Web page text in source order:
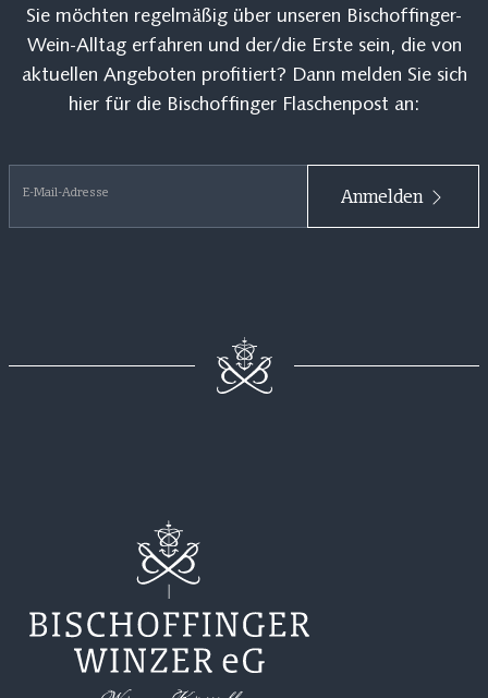
Sie möchten regelmäßig über unseren Bischoffinger-
Wein-Alltag erfahren und der/die Erste sein, die von
aktuellen Angeboten profitiert? Dann melden Sie sich
hier für die Bischoffinger Flaschenpost an:
E-Mail-Adresse Anmelden